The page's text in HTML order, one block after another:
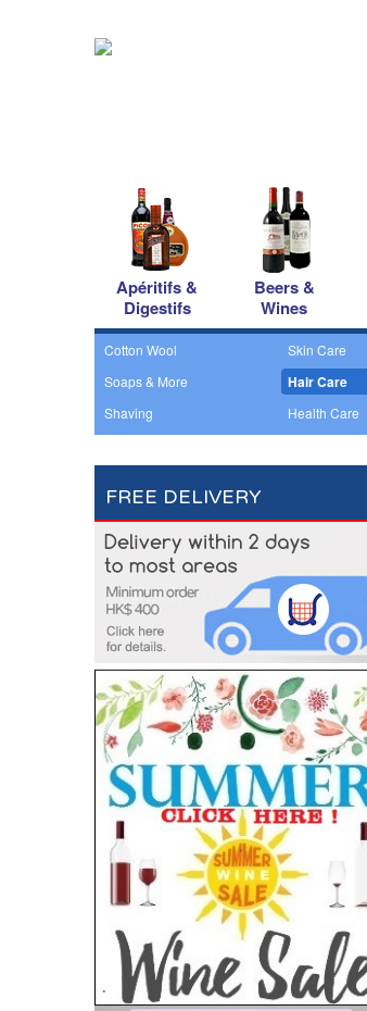
Apéritifs &
Digestifs
Beers &
Wines
Cotton Wool Skin Care
Soaps & More
Hair Care
Shaving
Health Care
FREE DELIVERY